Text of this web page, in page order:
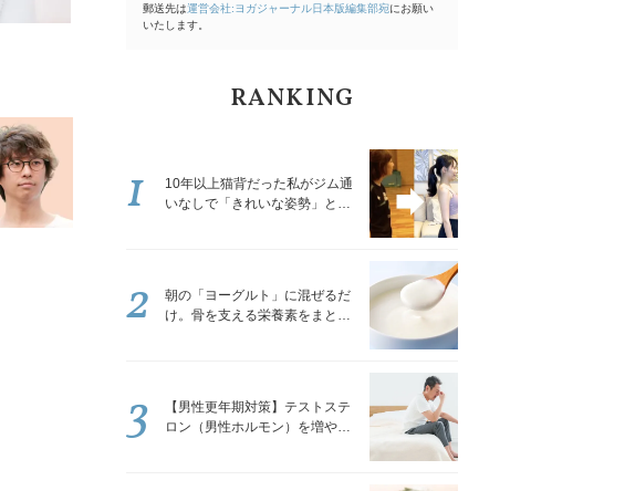
郵送先は運営会社:ヨガジャーナル日本版編集部宛にお願い
いたします。
RANKING
10年以上猫背だった私がジム通
いなしで「きれいな姿勢」と褒
1
朝の「ヨーグルト」に混ぜるだ
け。骨を支える栄養素をまとめ
2
【男性更年期対策】テストステ
ロン（男性ホルモン）を増やす
3